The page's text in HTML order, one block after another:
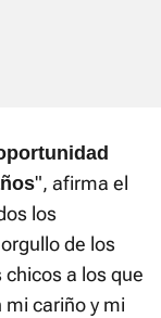
", afirma el
los
de los
a los que
mi cariño y mi